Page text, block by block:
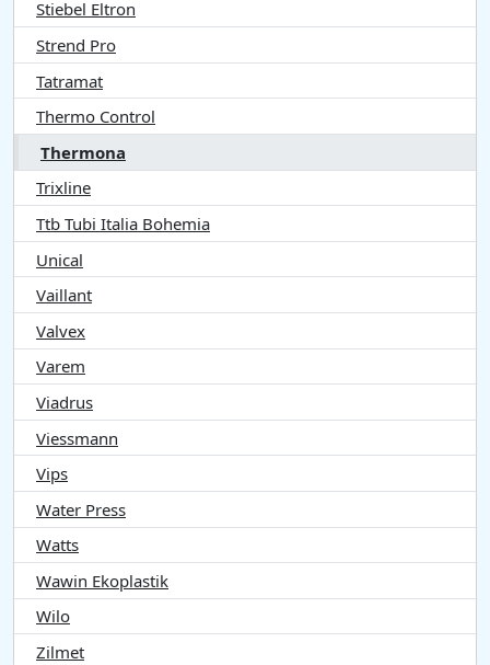
Stiebel Eltron
Strend Pro
Tatramat
Thermo Control
Thermona
Trixline
Ttb Tubi Italia Bohemia
Unical
Vaillant
Valvex
Varem
Viadrus
Viessmann
Vips
Water Press
Watts
Wawin Ekoplastik
Wilo
Zilmet